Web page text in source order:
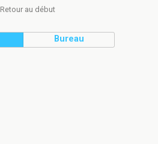
Retour au début
Bureau